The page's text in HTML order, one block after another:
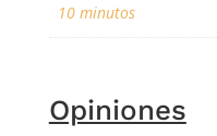
10 minutos
Opiniones